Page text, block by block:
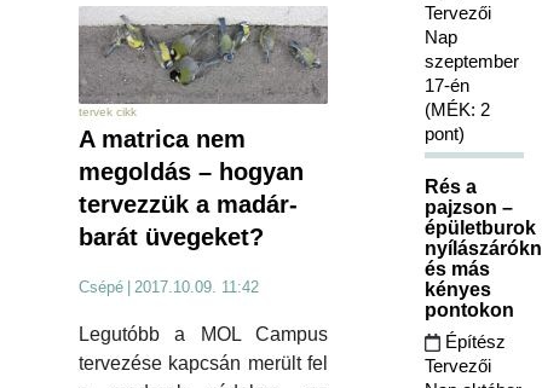
tervek cikk
A matrica nem
megoldás – hogyan
tervezzük a madár-
barát üvegeket?
Csépé 2017.10.09. 11:42
Legutóbb a MOL Campus
tervezése kapcsán merült fel
Tervezői
Nap
szeptember
17-én
(MÉK: 2
pont)
Rés a
pajzson –
épületburok
és más
kényes
pontokon
Építész
Tervezői